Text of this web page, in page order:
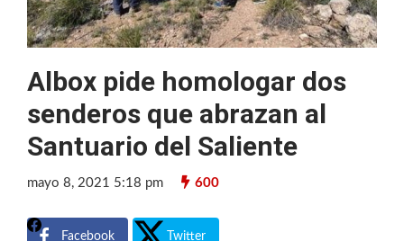
Albox pide homologar dos
senderos que abrazan al
Santuario del Saliente
mayo 8, 2021 5:18 pm 600
Facebook Twitter